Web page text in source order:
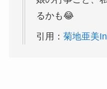
るかも😂
引用： 菊地亜美